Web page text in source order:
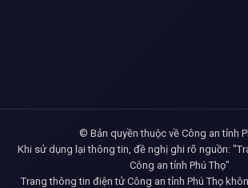
© Bản quyền thuộc về Công an tỉnh
Khi sử dụng lại thông tin, đề nghị ghi rõ nguồn:
Công an tỉnh Phú Thọ"
Trang thông tin điện tử Công an tỉnh Phú Thọ